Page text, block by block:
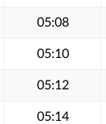
05:08
05:10
05:12
05:14